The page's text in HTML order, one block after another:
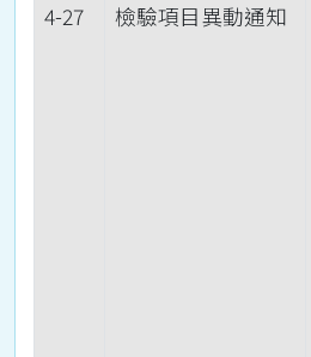
4-27
檢驗項目異動通知